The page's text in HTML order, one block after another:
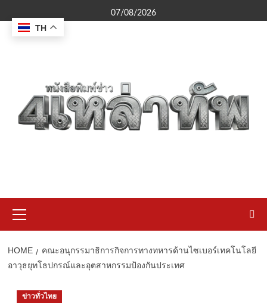
to
content
07/08/2026
Menu
HOME
คณะอนุกรรมาธิการกิจการทางทหารด้านไซเบอร์เทคโนโลยี
อาวุธยุทโธปกรณ์และอุตสาหกรรมป้องกันประเทศ
ข่าวทั่วไทย
TH